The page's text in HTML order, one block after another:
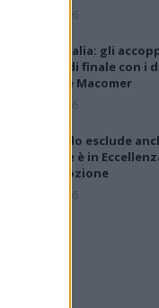
5 Ago 2026
Coppa Italia: gli
16esimi di finale con i
Sassari e Macomer
5 Ago 2026
Il CR sardo esclude
l'Usinese è in
in Promozione
5 Ago 2026